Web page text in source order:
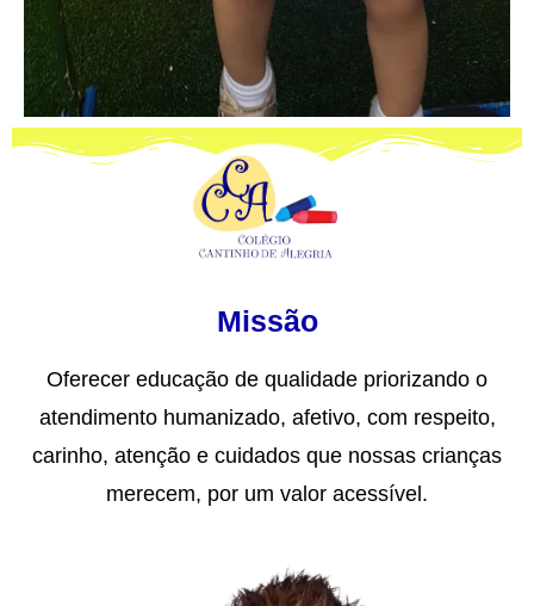
Missão
Oferecer educação de qualidade priorizando o
atendimento humanizado, afetivo, com respeito,
carinho, atenção e cuidados que nossas crianças
merecem, por um valor acessível.